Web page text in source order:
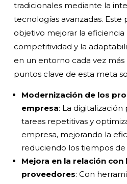
tradicionales mediante la
tecnologías avanzadas.
objetivo mejorar la eficiencia
competitividad y la
en un entorno cada vez más
puntos clave de esta meta
Modernización de los
empresa: La
tareas repetitivas y
empresa, mejorando la
reduciendo los tiempos de
Mejora en la relación con
proveedores: Con